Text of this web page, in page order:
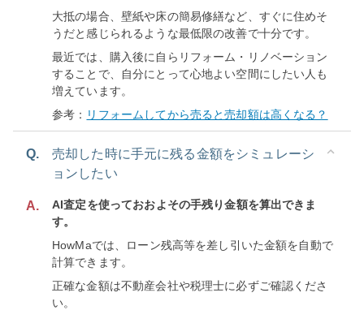
大抵の場合、壁紙や床の簡易修繕など、すぐに住めそ
うだと感じられるような最低限の改善で十分です。
最近では、購入後に自らリフォーム・リノベーション
することで、自分にとって心地よい空間にしたい人も
増えています。
参考： リフォームしてから売ると売却額は高くなる？
Q.
売却した時に手元に残る金額をシミュレーシ
ョンしたい
A.
AI査定を使っておおよその手残り金額を算出できま
す。
HowMaでは、ローン残高等を差し引いた金額を自動で
計算できます。
正確な金額は不動産会社や税理士に必ずご確認くださ
い。